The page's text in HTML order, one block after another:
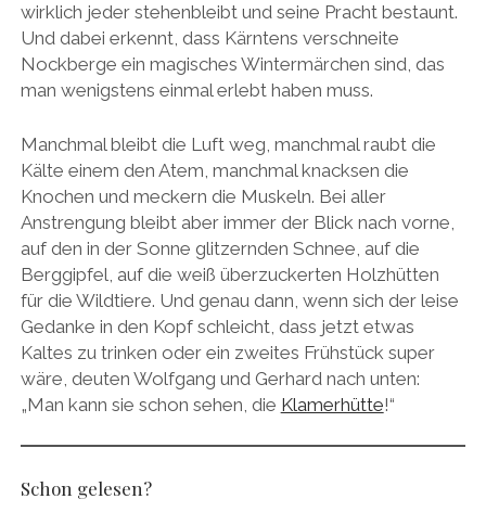
wirklich jeder stehenbleibt und seine Pracht bestaunt.
Und dabei erkennt, dass Kärntens verschneite
Nockberge ein magisches Wintermärchen sind, das
man wenigstens einmal erlebt haben muss.
Manchmal bleibt die Luft weg, manchmal raubt die
Kälte einem den Atem, manchmal knacksen die
Knochen und meckern die Muskeln. Bei aller
Anstrengung bleibt aber immer der Blick nach vorne,
auf den in der Sonne glitzernden Schnee, auf die
Berggipfel, auf die weiß überzuckerten Holzhütten
für die Wildtiere. Und genau dann, wenn sich der leise
Gedanke in den Kopf schleicht, dass jetzt etwas
Kaltes zu trinken oder ein zweites Frühstück super
wäre, deuten Wolfgang und Gerhard nach unten:
„Man kann sie schon sehen, die Klamerhütte!“
Schon gelesen?